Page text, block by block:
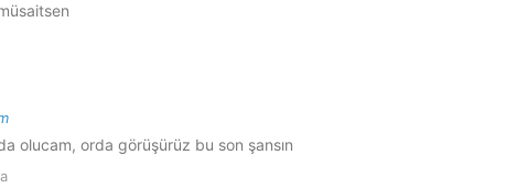
olucam, orda görüşürüz bu son şansın